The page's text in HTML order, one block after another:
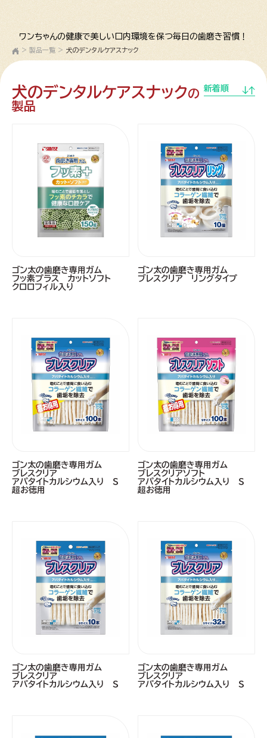
ワンちゃんの健康で美しい口内環境を保つ毎日の歯磨き習慣！
> 製品一覧 >犬のデンタルケアスナック
犬のデンタルケアスナックの
製品
新着順
ゴン太の歯磨き専用ガム
フッ素プラス カットソフト
クロロフィル入り
ゴン太の歯磨き専用ガム
ブレスクリア リングタイプ
ゴン太の歯磨き専用ガム
ブレスクリア
アパタイトカルシウム入り Ｓ
超お徳用
ゴン太の歯磨き専用ガム
ブレスクリアソフト
アパタイトカルシウム入り Ｓ
超お徳用
ゴン太の歯磨き専用ガム
ブレスクリア
アパタイトカルシウム入り Ｓ
ゴン太の歯磨き専用ガム
ブレスクリア
アパタイトカルシウム入り Ｓ